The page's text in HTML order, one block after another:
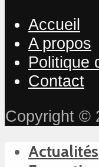
Accueil
A propos
Politique
Contact
Copyright ©
Actualités